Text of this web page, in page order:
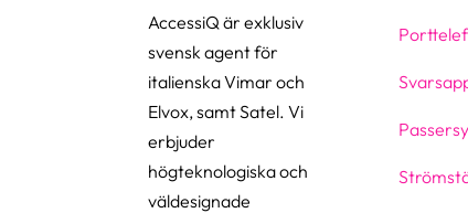
AccessiQ är exklusiv
svensk agent för
italienska Vimar och
Elvox, samt Satel. Vi
erbjuder
högteknologiska och
väldesignade